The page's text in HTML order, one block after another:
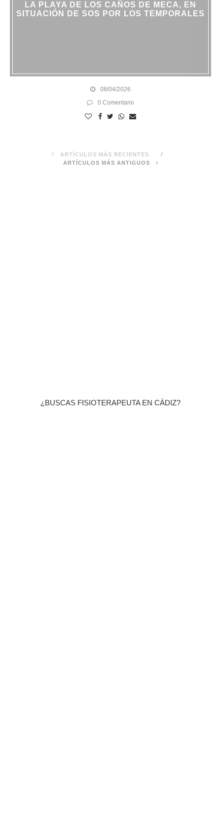
LA PLAYA DE LOS CAÑOS DE MECA, EN
SITUACIÓN DE SOS POR LOS TEMPORALES
08/04/2026
0 Comentario
ARTÍCULOS MÁS RECIENTES
ARTÍCULOS MÁS ANTIGUOS
¿BUSCAS FISIOTERAPEUTA EN CÁDIZ?